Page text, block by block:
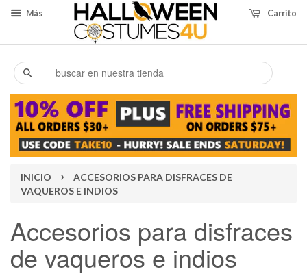
Más Carrito
Buscar
INICIO ›
ACCESORIOS PARA DISFRACES DE
VAQUEROS E INDIOS
Accesorios para disfraces
de vaqueros e indios